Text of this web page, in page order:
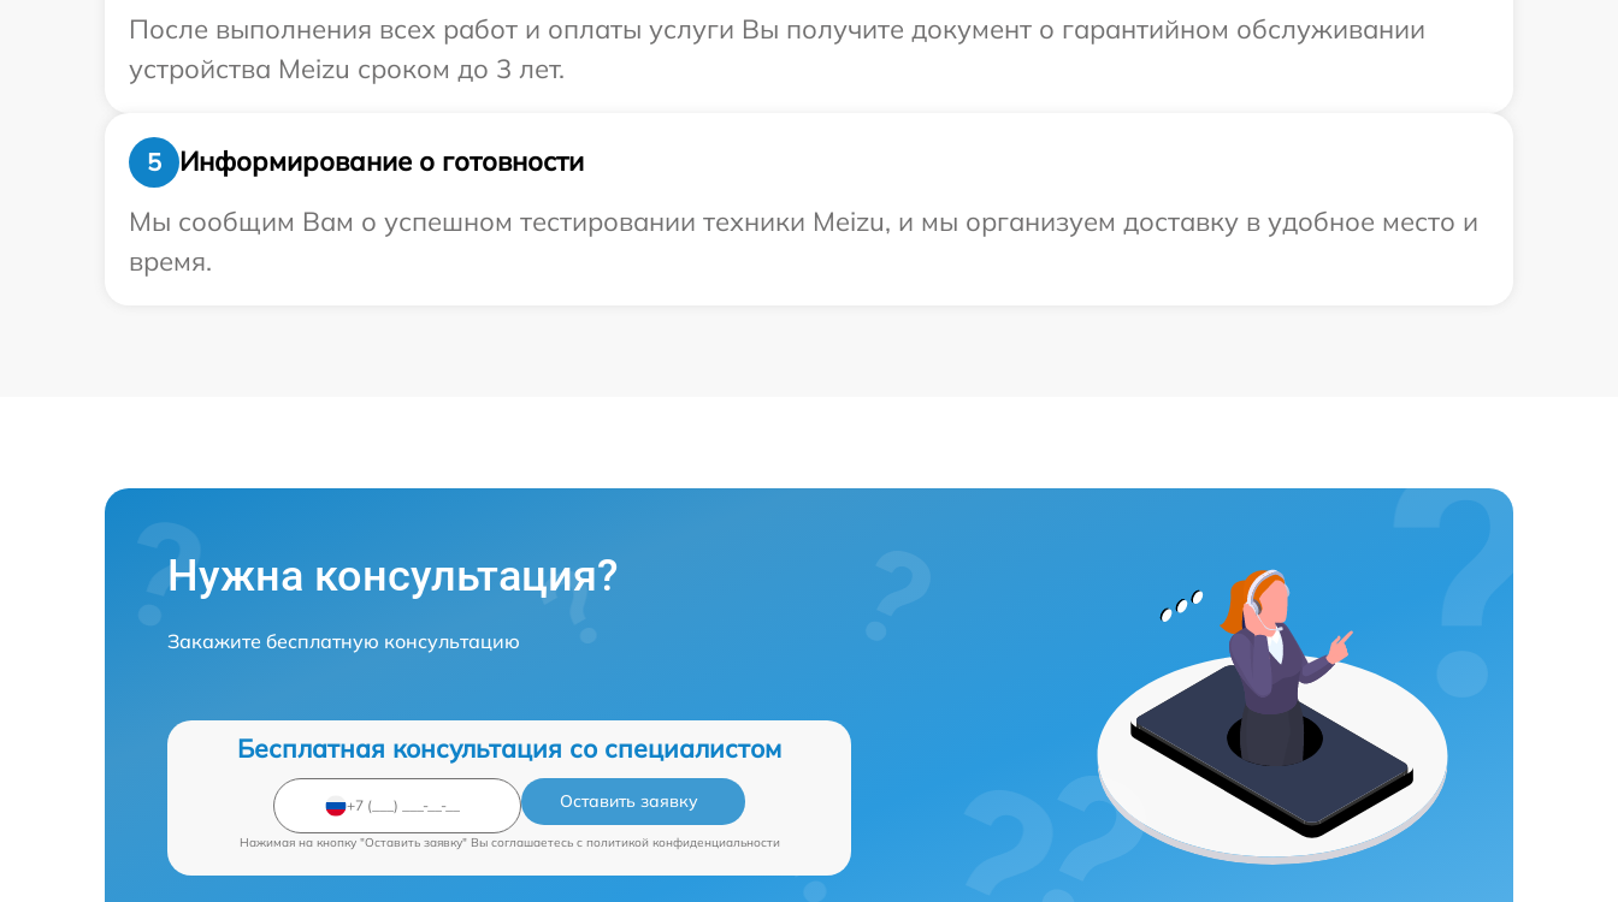
После выполнения всех работ и оплаты услуги Вы получите документ о гарантийном обслуживании
устройства Meizu сроком до 3 лет.
5
Информирование о готовности
Мы сообщим Вам о успешном тестировании техники Meizu, и мы организуем доставку в удобное место и
время.
Нужна консультация?
Закажите бесплатную консультацию
Бесплатная консультация со специалистом
Оставить заявку
Нажимая на кнопку "Оставить заявку" Вы соглашаетесь c политикой конфиденциальности